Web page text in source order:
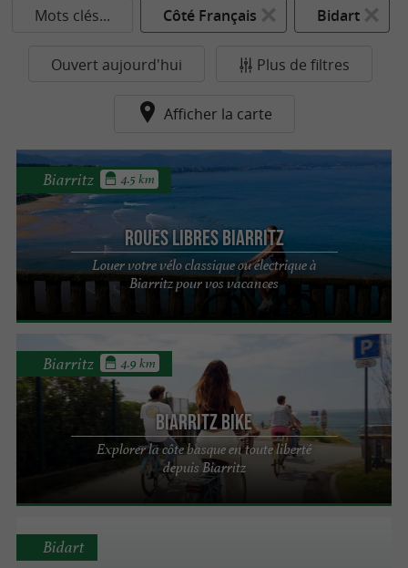
Mots clés... Côté Français Bidart
Ouvert aujourd'hui Plus de filtres
Afficher la carte
Roues Libres Biarritz
Louer votre vélo classique ou électrique à
Biarritz pour vos vacances
Biarritz 4.5 km
Biarritz Bike
Explorer la côte basque en toute liberté
depuis Biarritz
Biarritz 4.9 km
Bidart